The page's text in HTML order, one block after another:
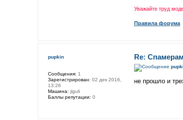
Уважайте труд
Правила форума
Re:
не прошло и
pupkin
Сообщения: 1
Зарегистрирован: 02 дек 2016,
13:26
Машина: jiguli
Баллы репутации: 0